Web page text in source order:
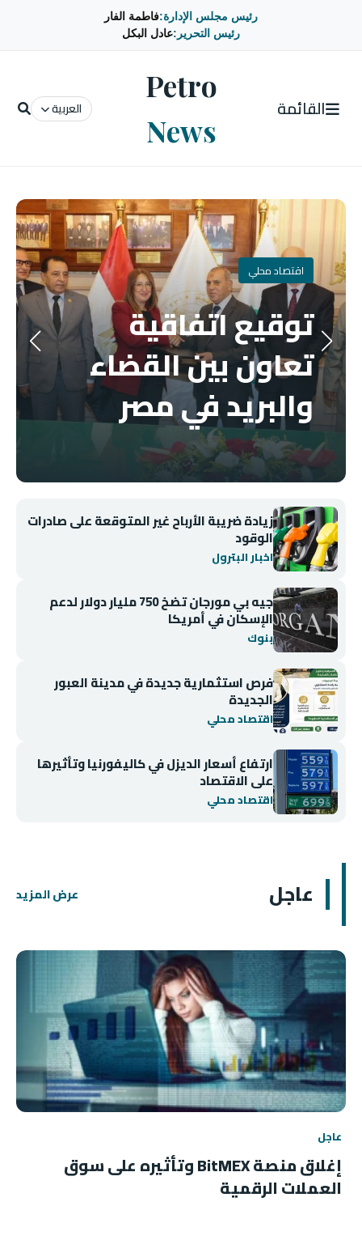
رئيس مجلس الإدارة:فاطمة الفار
رئيس التحرير:عادل البكل
القائمة
Petro
News
العربية
اقتصاد محلي
توقيع اتفاقية
تعاون بين القضاء
والبريد في مصر
زيادة ضريبة الأرباح غير المتوقعة على صادرات
الوقود
اخبار البترول
جيه بي مورجان تضخ 750 مليار دولار لدعم
الإسكان في أمريكا
بنوك
فرص استثمارية جديدة في مدينة العبور
الجديدة
اقتصاد محلي
ارتفاع أسعار الديزل في كاليفورنيا وتأثيرها
على الاقتصاد
اقتصاد محلي
عاجل عرض المزيد
عاجل
إغلاق منصة BitMEX وتأثيره على سوق
العملات الرقمية